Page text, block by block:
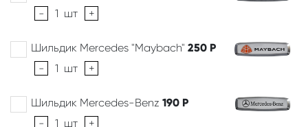
-
1 шт +
Шильдик Mercedes "Maybach" 250 Р
-
1 шт +
Шильдик Mercedes-Benz 190 Р
-
1 шт +